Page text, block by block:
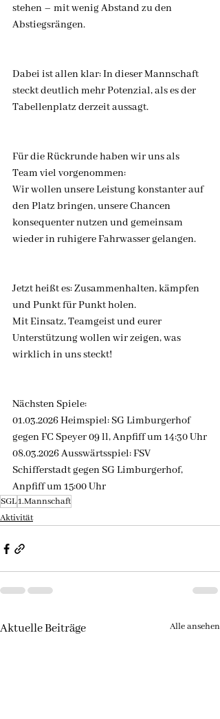
stehen – mit wenig Abstand zu den
Abstiegsrängen.
Dabei ist allen klar: In dieser Mannschaft
steckt deutlich mehr Potenzial, als es der
Tabellenplatz derzeit aussagt.
Für die Rückrunde haben wir uns als
Team viel vorgenommen:
Wir wollen unsere Leistung konstanter auf
den Platz bringen, unsere Chancen
konsequenter nutzen und gemeinsam
wieder in ruhigere Fahrwasser gelangen.
Jetzt heißt es: Zusammenhalten, kämpfen
und Punkt für Punkt holen.
Mit Einsatz, Teamgeist und eurer
Unterstützung wollen wir zeigen, was
wirklich in uns steckt!
Nächsten Spiele:
01.03.2026 Heimspiel: SG Limburgerhof
gegen FC Speyer 09 ll, Anpfiff um 14:30 Uhr
08.03.2026 Ausswärtsspiel: FSV
Schifferstadt gegen SG Limburgerhof,
Anpfiff um 15:00 Uhr
SGL1.Mannschaft
Aktivität
Aktuelle Beiträge Alle ansehen